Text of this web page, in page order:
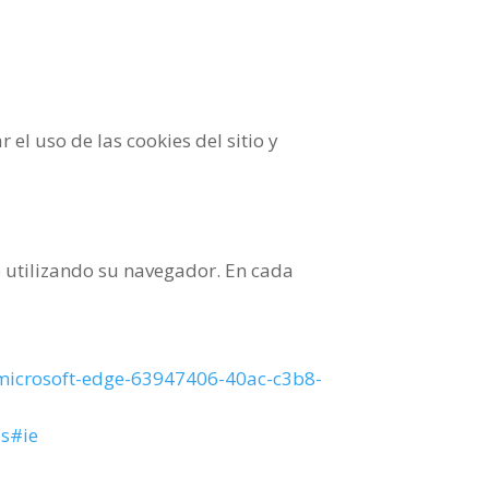
el uso de las cookies del sitio y
su navegador. En cada
edge-63947406-40ac-c3b8-